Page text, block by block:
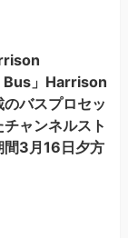
」Harrison
バスプロセッ
ャンネルスト
間3月16日夕方